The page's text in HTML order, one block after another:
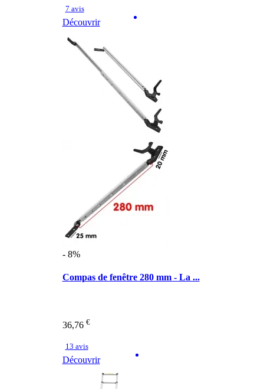
7 avis
Découvrir
- 8%
Compas de fenêtre 280 mm - La ...
36,76 €
13 avis
Découvrir